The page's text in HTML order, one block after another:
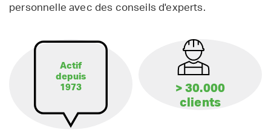
personnelle avec des conseils d'experts.
Actif
depuis
1973
> 30.000
clients